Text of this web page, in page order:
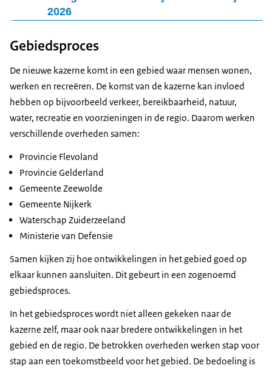
heeft ingediend, kunt tegen dit besluit in beroep gaan.
informatiebijeenkomsten. In ieder geval rond de
projectbesluit en het definitief projectbesluit.
2026
informatiebijeenkomst van Defensie in The Lux.
Tijdens deze avond zijn veel vragen gesteld en
aandachtspunten gedeeld over onder meer de
locatiekeuze, verkeer en bereikbaarheid, woningbouw,
veiligheid, leefomgeving, werkgelegenheid en de
planning van het project.
De belangrijkste onderwerpen en veelgestelde vragen
van de avond hebben we op een rij gezet. Deze worden
na de zienswijzeperiode zo veel mogelijk beantwoord.
Gebiedsproces
De nieuwe kazerne komt in een gebied waar mensen wonen,
werken en recreëren. De komst van de kazerne kan invloed
hebben op bijvoorbeeld verkeer, bereikbaarheid, natuur,
water, recreatie en voorzieningen in de regio. Daarom werken
verschillende overheden samen:
Provincie Flevoland
Provincie Gelderland
Gemeente Zeewolde
Gemeente Nijkerk
Waterschap Zuiderzeeland
Ministerie van Defensie
Samen kijken zij hoe ontwikkelingen in het gebied goed op
elkaar kunnen aansluiten. Dit gebeurt in een zogenoemd
gebiedsproces.
In het gebiedsproces wordt niet alleen gekeken naar de
kazerne zelf, maar ook naar bredere ontwikkelingen in het
gebied en de regio. De betrokken overheden werken stap voor
stap aan een toekomstbeeld voor het gebied. De bedoeling is